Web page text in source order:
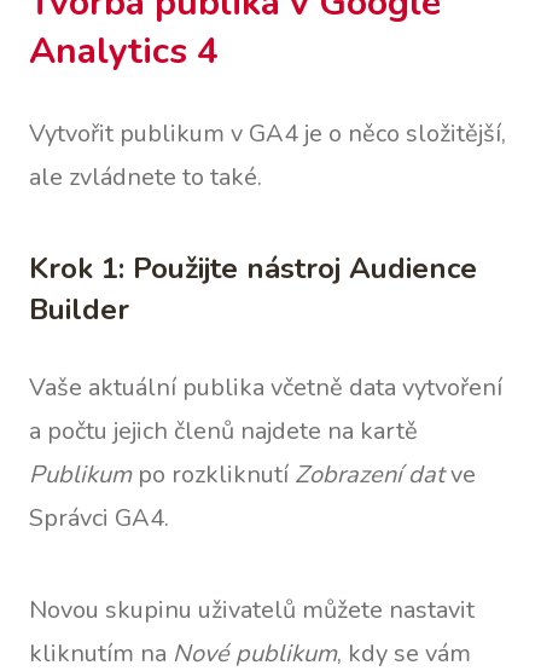
Analytics 4
Vytvořit publikum v GA4 je o něco složitější,
ale zvládnete to také.
Krok 1: Použijte nástroj Audience
Builder
Vaše aktuální publika včetně data vytvoření
a počtu jejich členů najdete na kartě
Publikumpo rozkliknutí Zobrazení datve
Správci GA4.
Novou skupinu uživatelů můžete nastavit
kliknutím na Nové publikum, kdy se vám